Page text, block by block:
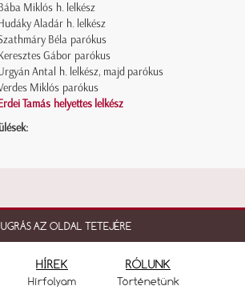
Miklós h. lelkész
Aladár h. lelkész
Béla parókus
Gábor parókus
Antal h. lelkész, majd parókus
Miklós parókus
Tamás helyettes lelkész
UGRÁS AZ OLDAL TETEJÉRE
HÍREK
Hírfolyam
RÓLUNK
Történetünk